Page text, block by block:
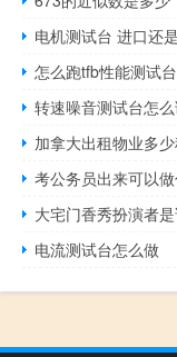
电机测试台 进口还
怎么跑tfb性能测试台
转速噪音测试台怎
加拿大出租物业多
考公务员出来可以
大宅门香秀扮演者
电流测试台怎么做